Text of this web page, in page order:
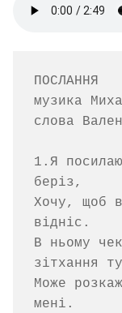
ПОСЛАННЯ
музика
слова
1.Я
беріз,
Хочу, щоб
відніс.
В ньому
зітхання
Може
мені.